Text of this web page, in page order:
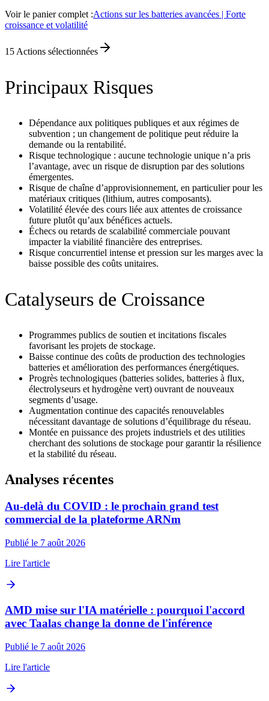
Voir le panier complet :Actions sur les batteries avancées | Forte
croissance et volatilité
15 Actions sélectionnées
Principaux Risques
Dépendance aux politiques publiques et aux régimes de
subvention ; un changement de politique peut réduire la
demande ou la rentabilité.
Risque technologique : aucune technologie unique n’a pris
l’avantage, avec un risque de disruption par des solutions
émergentes.
Risque de chaîne d’approvisionnement, en particulier pour les
matériaux critiques (lithium, autres composants).
Volatilité élevée des cours liée aux attentes de croissance
future plutôt qu’aux bénéfices actuels.
Échecs ou retards de scalabilité commerciale pouvant
impacter la viabilité financière des entreprises.
Risque concurrentiel intense et pression sur les marges avec la
baisse possible des coûts unitaires.
Catalyseurs de Croissance
Programmes publics de soutien et incitations fiscales
favorisant les projets de stockage.
Baisse continue des coûts de production des technologies
batteries et amélioration des performances énergétiques.
Progrès technologiques (batteries solides, batteries à flux,
électrolyseurs et hydrogène vert) ouvrant de nouveaux
segments d’usage.
Augmentation continue des capacités renouvelables
nécessitant davantage de solutions d’équilibrage du réseau.
Montée en puissance des projets industriels et des utilities
cherchant des solutions de stockage pour garantir la résilience
et la stabilité du réseau.
Analyses récentes
Au-delà du COVID : le prochain grand test
commercial de la plateforme ARNm
Publié le 7 août 2026
Lire l'article
AMD mise sur l'IA matérielle : pourquoi l'accord
avec Taalas change la donne de l'inférence
Publié le 7 août 2026
Lire l'article